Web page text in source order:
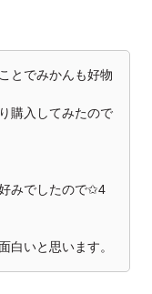
とでみかんも好物
購入してみたので
みでしたので✩4
白いと思います。